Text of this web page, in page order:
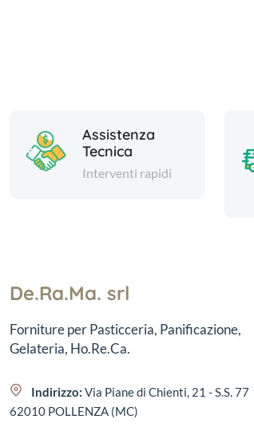
Assistenza
Tecnica
Interventi rapidi
De.Ra.Ma. srl
Forniture per Pasticceria, Panificazione,
Gelateria, Ho.Re.Ca.
Indirizzo: Via Piane di Chienti, 21 - S.S. 77
62010 POLLENZA (MC)